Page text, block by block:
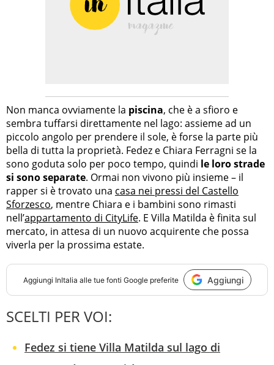
Non manca ovviamente la piscina, che è a sfioro e
sembra tuffarsi direttamente nel lago: assieme ad un
piccolo angolo per prendere il sole, è forse la parte più
bella di tutta la proprietà. Fedez e Chiara Ferragni se la
sono goduta solo per poco tempo, quindi le loro strade
si sono separate. Ormai non vivono più insieme – il
rapper si è trovato una casa nei pressi del Castello
Sforzesco, mentre Chiara e i bambini sono rimasti
nell’appartamento di CityLife. E Villa Matilda è finita sul
mercato, in attesa di un nuovo acquirente che possa
viverla per la prossima estate.
Aggiungi InItalia alle tue fonti Google preferite Aggiungi
SCELTI PER VOI:
Fedez si tiene Villa Matilda sul lago di